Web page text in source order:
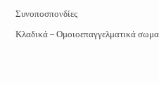
Συνοποσπονδίες
Κλαδικά – Ομοιοεπαγγελματικά